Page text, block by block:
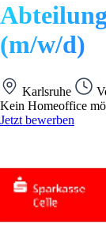
(m/w/d)
Karlsruhe
Kein Homeoffice
Jetzt bewerben